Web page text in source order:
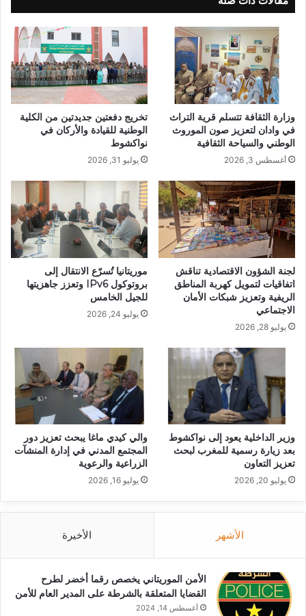
وزارة الثقافة تتسلم قرية التراث
في وادان لتعزيز صون الموروث
الوطني والسياحة الثقافية
أغسطس 3, 2026
تخريج دفعتين جديدتين من الكلية
الوطنية للقيادة والأركان في
نواكشوط
يوليو 31, 2026
لجنة الشؤون الاقتصادية تناقش
اتفاقيات لتمويل كهربة المناطق
الريفية وتعزيز شبكات الأمان
الاجتماعي
يوليو 28, 2026
موريتانيا تُسرّع الانتقال إلى
بروتوكول IPv6 وتعزز جاهزيتها
للجيل الخامس
يوليو 24, 2026
وزير الداخلية يعود إلى نواكشوط
بعد زيارة رسمية للمغرب لبحث
تعزيز التعاون
يوليو 20, 2026
والي كيدي ماغا يبحث تعزيز دور
المجتمع المدني في إدارة المنشآت
الزراعية والرعوية
يوليو 16, 2026
الأشهر الأخيرة
الأمن الموريتاني يخصص رقما أخضر لطرح
القضايا المتعلقة بالشرطة على المدير العام للأمن
أغسطس 14, 2024